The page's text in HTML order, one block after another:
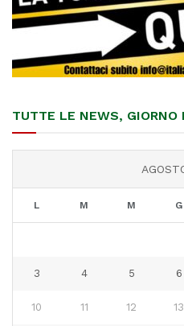
TUTTE LE NEWS, GIORNO
L M M G
3 4 5 6
10 11 12 13